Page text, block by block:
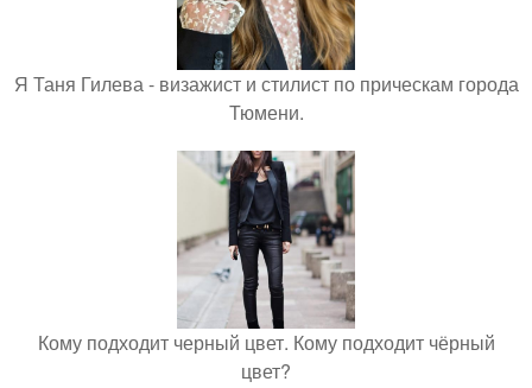
Я Таня Гилева - визажист и стилист по прическам города
Тюмени.
Кому подходит черный цвет. Кому подходит чёрный
цвет?